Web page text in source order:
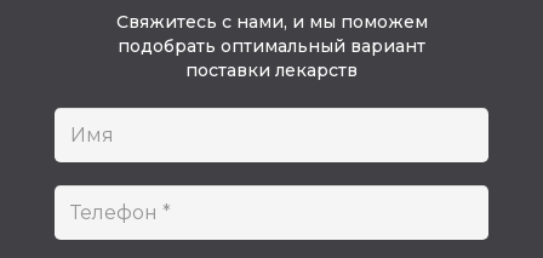
Свяжитесь с нами, и мы поможем
подобрать оптимальный вариант
поставки лекарств